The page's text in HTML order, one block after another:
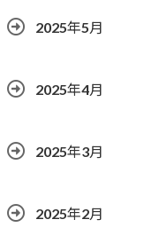
2025年5月
2025年4月
2025年3月
2025年2月